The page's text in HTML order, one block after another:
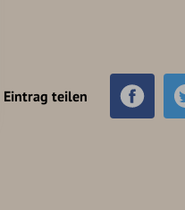
Eintrag teilen